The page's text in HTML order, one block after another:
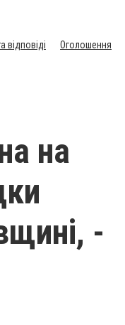
відповіді
Оголошення
на
-